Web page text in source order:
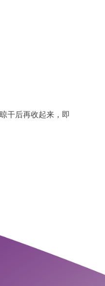
干后再收起来，即